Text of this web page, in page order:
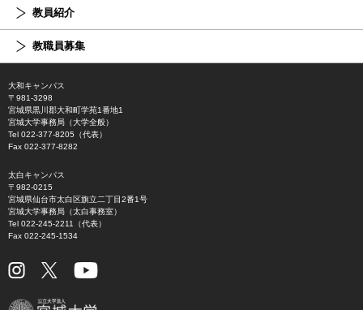
教員紹介
教職員募集
大和キャンパス
〒981-3298
宮城県黒川郡大和町学苑1番地1
宮城大学事務局（大学全般）
Tel 022-377-8205（代表）
Fax 022-377-8282
太白キャンパス
〒982-0215
宮城県仙台市太白区旗立二丁目2番1号
宮城大学事務局（太白事務室）
Tel 022-245-2211（代表）
Fax 022-245-1534